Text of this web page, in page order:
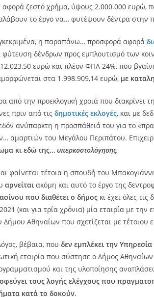
αφορά ζεστό χρήμα, ύψους 2.000.000 ευρώ,
το έργο να… φυτέψουν δέντρα στην
η παραπάνω… προσφορά αφορά
φύτευση δένδρων προς εμπλουτισμό των
ευρώ και πλέον ΦΠΑ 24%, που
στα 1.998.909,14 ευρώ, με
από την προεκλογική χροιά που
πριν από τις δημοτικές εκλογές, και με
ανύπαρκτη η προσπάθειά του για το
αμαρτιών του Μεγάλου Περιπάτου.
κι εδώ της… υπερκοστολόγησης.
φαίνεται τέτοια η σπουδή του
αρνείται ακόμη και αυτό το έργο της
που διαθέτει ο δήμος κι έχει όλες
(και για τρία χρόνια) μία εταιρία με
Δήμου Αθηναίων που σχετίζεται με τέτοιου
βέβαια, που δεν εμπλέκει την
εταιρία που σύστησε ο Δήμος
και της υλοποίησης
τους λογής ελέγχους που
κατά το δοκούν.